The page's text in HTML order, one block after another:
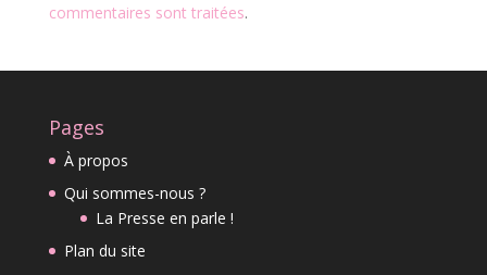
commentaires sont traitées.
Pages
À propos
Qui sommes-nous ?
La Presse en parle !
Plan du site